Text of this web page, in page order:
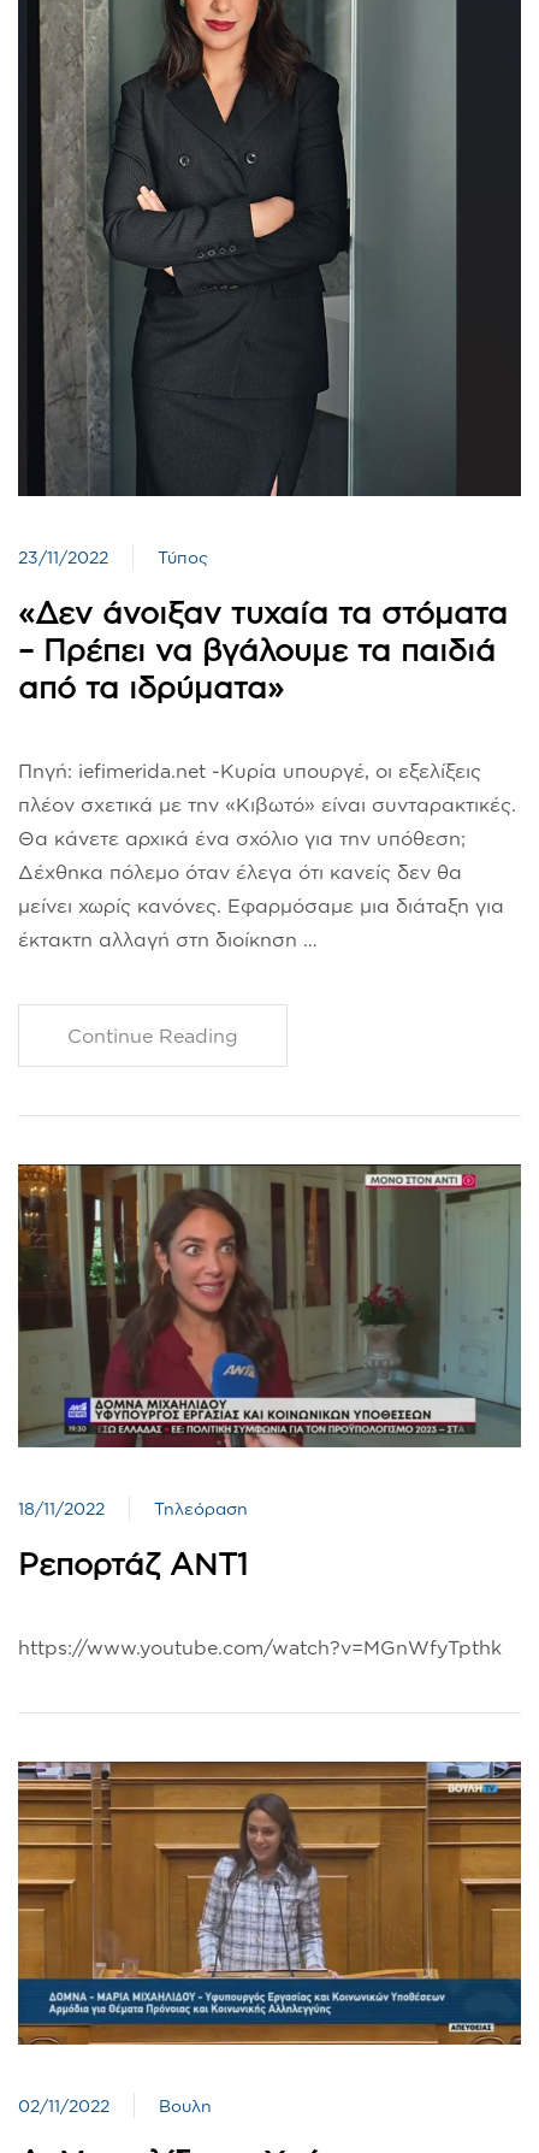
23/11/2022 Τύπος
«Δεν άνοιξαν τυχαία τα στόματα
– Πρέπει να βγάλουμε τα παιδιά
από τα ιδρύματα»
Πηγή: iefimerida.net -Κυρία υπουργέ, οι εξελίξεις
πλέον σχετικά με την «Κιβωτό» είναι συνταρακτικές.
Θα κάνετε αρχικά ένα σχόλιο για την υπόθεση;
Δέχθηκα πόλεμο όταν έλεγα ότι κανείς δεν θα
μείνει χωρίς κανόνες. Εφαρμόσαμε μια διάταξη για
έκτακτη αλλαγή στη διοίκηση …
Continue Reading
18/11/2022 Τηλεόραση
Ρεπορτάζ ΑΝΤ1
https://www.youtube.com/watch?v=MGnWfyTpthk
02/11/2022 Βουλη